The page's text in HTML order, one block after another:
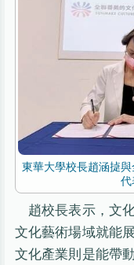
東華大學校長趙涵㨗
代
趙校長表示，文
文化藝術場域就能
文化產業則是能帶